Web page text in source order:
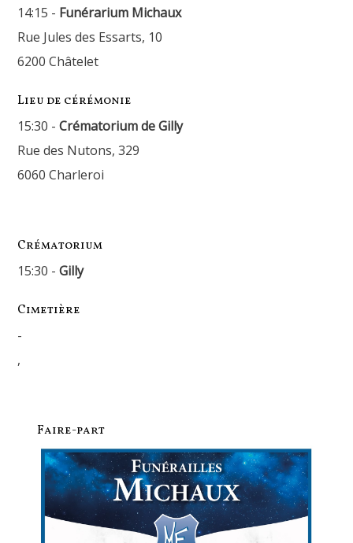
14:15 - Funérarium Michaux
Rue Jules des Essarts, 10
6200 Châtelet
Lieu de cérémonie
15:30 -Crématorium de Gilly
Rue des Nutons, 329
6060 Charleroi
Crématorium
15:30 -Gilly
Cimetière
-
,
Faire-part